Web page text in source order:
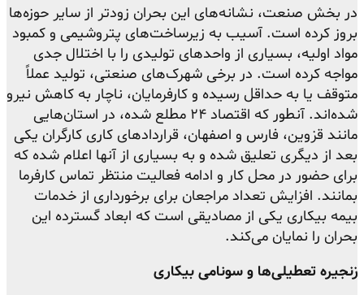
در بخش صنعت، نشانه‌های این بحران زودتر از سایر حوزه‌ها
بروز کرده است. آسیب به زیرساخت‌های پتروشیمی و کمبود
مواد اولیه، بسیاری از واحدهای تولیدی را با اختلال جدی
مواجه کرده است. در برخی شهرک‌های صنعتی، تولید عملاً
متوقف یا به حداقل رسیده و کارفرمایان، ناچار به کاهش نیرو
شده‌اند. آنطور که اقتصاد ۲۴ مطلع شده، در استان‌هایی
مانند قزوین، فارس و اصفهان، قراردادهای کاری کارگران یکی
بعد از دیگری تعلیق شده و به بسیاری از آنها اعلام شده که
برای حضور در محل کار و ادامه فعالیت منتظر تماس کارفرما
بمانند. افزایش تعداد مراجعان برای برخورداری از خدمات
بیمه بیکاری یکی از مصادیقی است که ابعاد گسترده این
بحران را نمایان می‌کند.
زنجیره تعطیلی‌ها و سونامی بیکاری